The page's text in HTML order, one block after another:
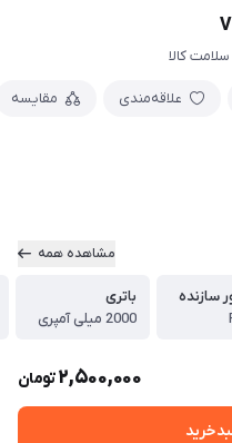
علاقه‌مندی مقایسه
مشاهده همه
سازنده
باتری
2000 میلی آمپری
2,500,000تومان